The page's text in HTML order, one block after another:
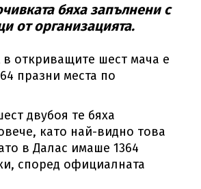
бяха запълнени с
от организацията.
откриващите шест мача е
празни места по
двубоя те бяха
като най-видно това
в Далас имаше 1364
според официалната